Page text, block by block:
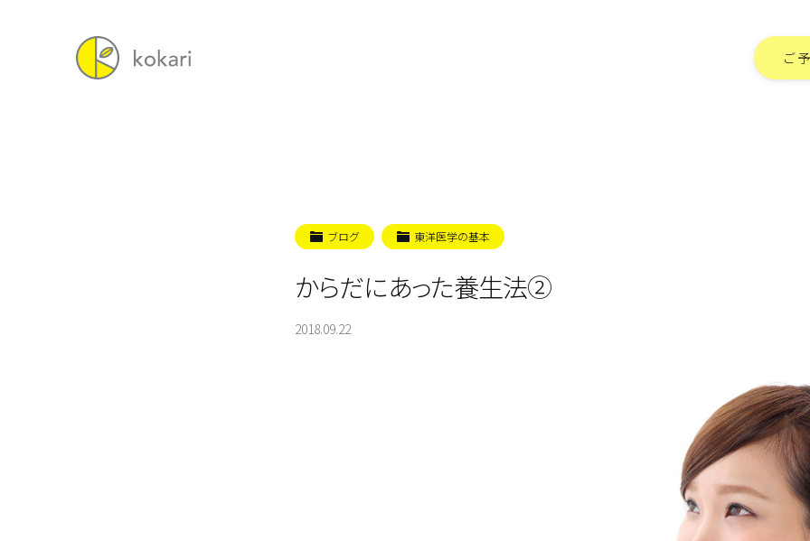
ご
ブログ 東洋医学の基本
からだにあった養生法②
2018.09.22